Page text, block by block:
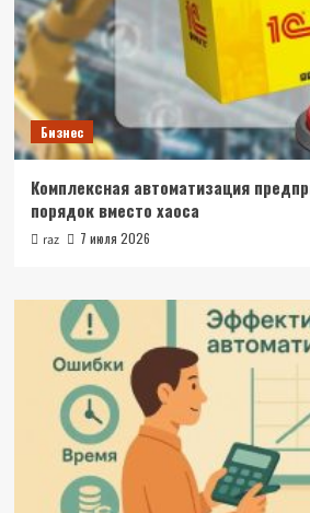
Бизнес
Комплексная автоматизация
порядок вместо хаоса
raz 7 июля 2026